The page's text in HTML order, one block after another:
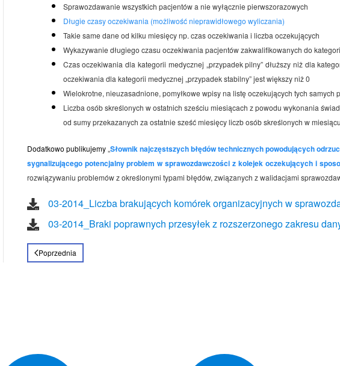
Sprawozdawanie wszystkich pacjentów a nie wyłącznie pierwszorazowych
Długie czasy oczekiwania (możliwość nieprawidłowego wyliczania)
Takie same dane od kilku miesięcy np. czas oczekiwania i liczba oczekujących
Wykazywanie długiego czasu oczekiwania pacjentów zakwalifikowanych do
Czas oczekiwania dla kategorii medycznej „przypadek pilny” dłuższy niż dla
oczekiwania dla kategorii medycznej „przypadek stabilny” jest większy niż 0
Wielokrotne, nieuzasadnione, pomyłkowe wpisy na listę oczekujących tych samych
Liczba osób skreślonych w ostatnich sześciu miesiącach z powodu wykonania
od sumy przekazanych za ostatnie sześć miesięcy liczb osób skreślonych w
Dodatkowo publikujemy „Słownik najczęstszych błędów technicznych powodujących
sygnalizującego potencjalny problem w sprawozdawczości z kolejek oczekujących i
rozwiązywaniu problemów z określonymi typami błędów, związanych z walidacjami
03-2014_Liczba brakujących komórek organizacyjnych w
03-2014_Braki poprawnych przesyłek z rozszerzonego zakresu
Poprzednia